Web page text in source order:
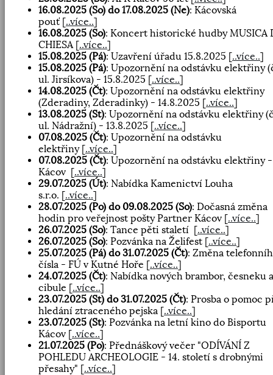
16.08.2025 (So) do 17.08.2025 (Ne): Kácovská
pouť [..více..]
16.08.2025 (So): Koncert historické hudby MUSICA
CHIESA [..více..]
15.08.2025 (Pá): Uzavření úřadu 15.8.2025 [..více..]
15.08.2025 (Pá): Upozornění na odstávku elektřiny
ul. Jirsíkova) - 15.8.2025 [..více..]
14.08.2025 (Čt): Upozornění na odstávku elektřiny
(Zderadiny, Zderadinky) - 14.8.2025 [..více..]
13.08.2025 (St): Upozornění na odstávku elektřiny
ul. Nádražní) - 13.8.2025 [..více..]
07.08.2025 (Čt): Upozornění na odstávku
elektřiny [..více..]
07.08.2025 (Čt): Upozornění na odstávku elektřiny -
Kácov [..více..]
29.07.2025 (Út): Nabídka Kamenictví Louha
s.r.o. [..více..]
28.07.2025 (Po) do 09.08.2025 (So): Dočasná změna
hodin pro veřejnost pošty Partner Kácov [..více..]
26.07.2025 (So): Tance pěti staletí [..více..]
26.07.2025 (So): Pozvánka na Želifest [..více..]
25.07.2025 (Pá) do 31.07.2025 (Čt): Změna
čísla - FÚ v Kutné Hoře [..více..]
24.07.2025 (Čt): Nabídka nových brambor, česneku a
cibule [..více..]
23.07.2025 (St) do 31.07.2025 (Čt): Prosba o pomoc
hledání ztraceného pejska [..více..]
23.07.2025 (St): Pozvánka na letní kino do Bisportu
Kácov [..více..]
21.07.2025 (Po): Přednáškový večer "ODÍVÁNÍ Z
POHLEDU ARCHEOLOGIE - 14. století s drobnými
přesahy" [..více..]